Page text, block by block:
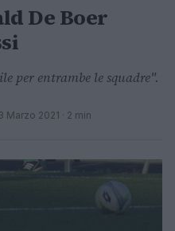
De Boer
per entrambe le squadre".
Marzo 2021 · 2 min